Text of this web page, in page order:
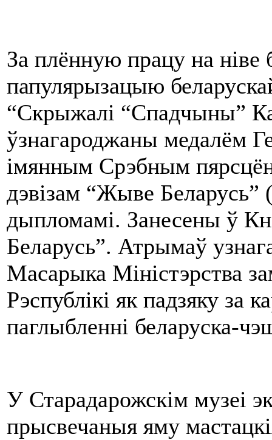
За плённую працу на ніве
папулярызацыю
“Скрыжалі “Спадчыны”
ўзнагароджаны медалём
імянным Срэбным
дэвізам “Жыве Беларусь”
дыпломамі. Занесены ў
Беларусь”. Атрымаў
Масарыка Міністэрства
Рэспублікі як падзяку за
паглыбленні беларуска-
У Старадарожскім музеі
прысвечаныя яму